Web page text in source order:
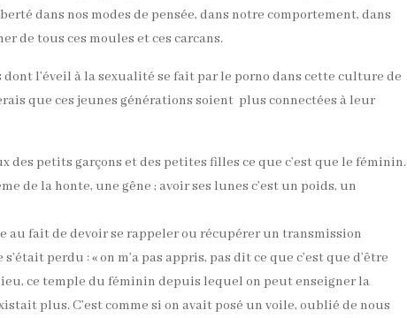
dans nos modes de pensée, dans notre comportement, dans
de tous ces moules et ces carcans.
l’éveil à la sexualité se fait par le porno dans cette culture de
que ces jeunes générations soient plus connectées à leur
des petits garçons et des petites filles ce que c’est que le féminin.
de la honte, une gêne ; avoir ses lunes c’est un poids, un
au fait de devoir se rappeler ou récupérer un transmission
perdu : « on m’a pas appris, pas dit ce que c’est que d’être
ce temple du féminin depuis lequel on peut enseigner la
plus. C’est comme si on avait posé un voile, oublié de nous